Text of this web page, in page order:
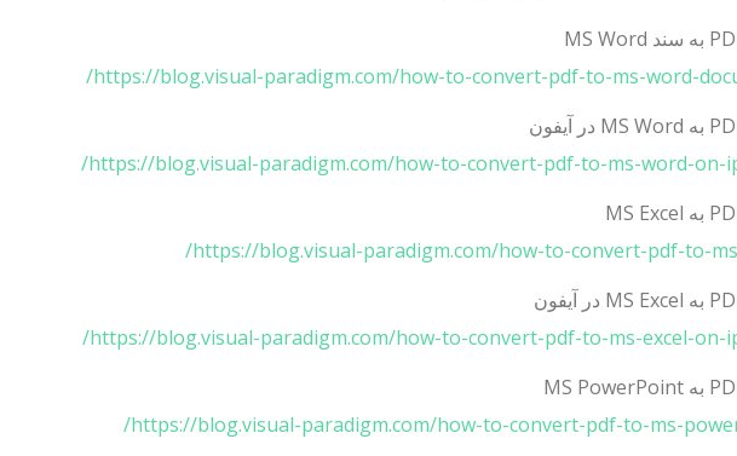
https://blog.visual-paradigm.com/how-to-convert-pdf-to-ms-word-
https://blog.visual-paradigm.com/how-to-convert-pdf-to-ms-word-on-
https://blog.visual-paradigm.com/how-to-convert-pdf-to-
https://blog.visual-paradigm.com/how-to-convert-pdf-to-ms-excel-on-
https://blog.visual-paradigm.com/how-to-convert-pdf-to-ms-